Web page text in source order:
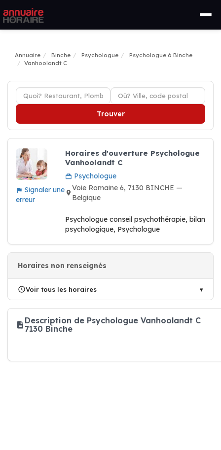
Annuaire Binche Psychologue
Psychologue à Binche
Vanhoolandt C
Trouver
Signaler une
erreur
Horaires d'ouverture Psychologue
Vanhoolandt C
Psychologue
Voie Romaine 6, 7130 BINCHE —
Belgique
Psychologue conseil psychothérapie, bilan
psychologique, Psychologue
Horaires non renseignés
Voir tous les horaires
Description de Psychologue Vanhoolandt C
7130 Binche